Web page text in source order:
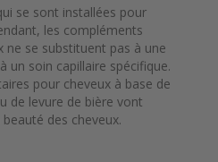
se sont installées pour
les compléments
ne se substituent pas à une
un soin capillaire spécifique.
pour cheveux à base de
de levure de bière vont
des cheveux.